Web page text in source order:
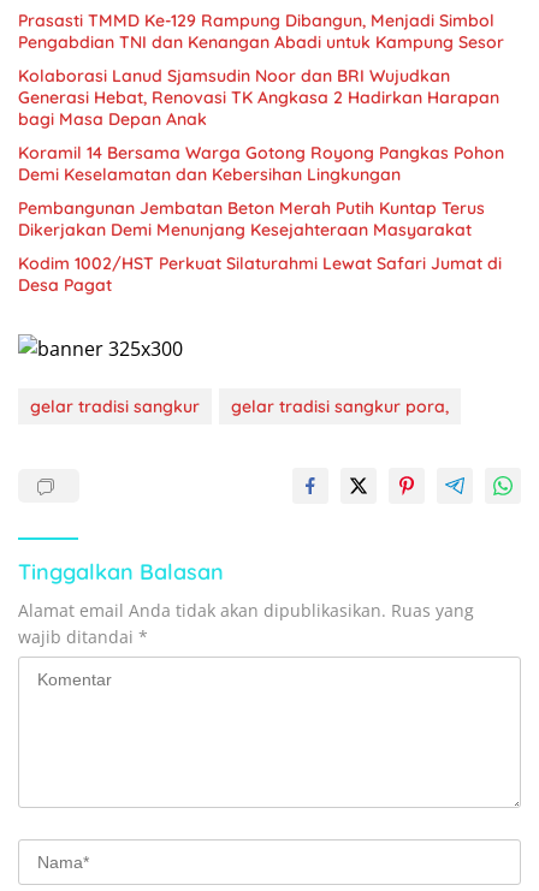
Prasasti TMMD Ke-129 Rampung Dibangun, Menjadi Simbol
Pengabdian TNI dan Kenangan Abadi untuk Kampung Sesor
Kolaborasi Lanud Sjamsudin Noor dan BRI Wujudkan
Generasi Hebat, Renovasi TK Angkasa 2 Hadirkan Harapan
bagi Masa Depan Anak
Koramil 14 Bersama Warga Gotong Royong Pangkas Pohon
Demi Keselamatan dan Kebersihan Lingkungan
Pembangunan Jembatan Beton Merah Putih Kuntap Terus
Dikerjakan Demi Menunjang Kesejahteraan Masyarakat
Kodim 1002/HST Perkuat Silaturahmi Lewat Safari Jumat di
Desa Pagat
gelar tradisi sangkur gelar tradisi sangkur pora,
Tinggalkan Balasan
Alamat email Anda tidak akan dipublikasikan. Ruas yang
wajib ditandai *